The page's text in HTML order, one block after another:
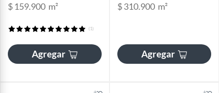
$ 159.900 m²
(1)
Agregar
$ 310.900 m²
Agregar